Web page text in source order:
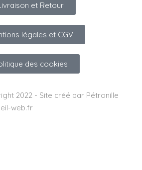
et Retour
légales et CGV
des cookies
2022 - Site créé par Pétronille
web.fr